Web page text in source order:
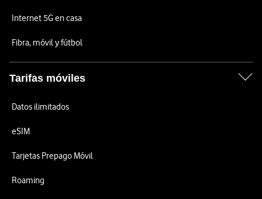
Internet 5G en casa
Fibra, móvil y fútbol
Tarifas móviles
Datos ilimitados
eSIM
Tarjetas Prepago Móvil
Roaming